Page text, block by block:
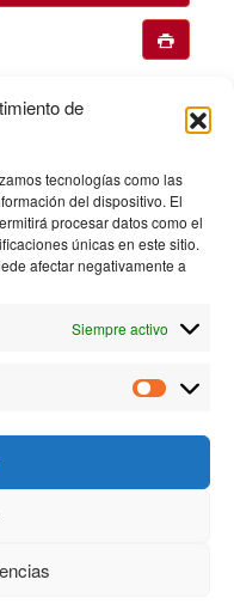
de
tecnologías como las
del dispositivo. El
procesar datos como el
únicas en este sitio.
afectar negativamente a
Siempre activo
your
|